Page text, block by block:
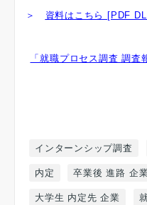
＞ 資料はこちら [PDF
「就職プロセス調査 調
インターンシップ調査
内定 卒業後 進路 企
大学生 内定先 企業